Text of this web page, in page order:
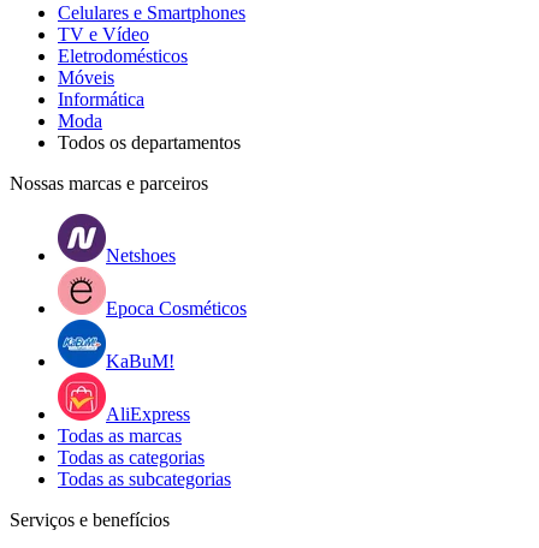
Celulares e Smartphones
TV e Vídeo
Eletrodomésticos
Móveis
Informática
Moda
Todos os departamentos
Nossas marcas e parceiros
Netshoes
Epoca Cosméticos
KaBuM!
AliExpress
Todas as marcas
Todas as categorias
Todas as subcategorias
Serviços e benefícios